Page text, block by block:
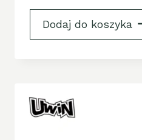
Dodaj do koszyka